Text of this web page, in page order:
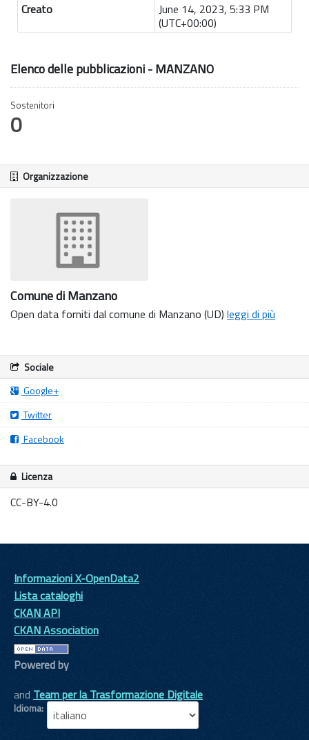
Creato
June 14, 2023, 5:33 PM
(UTC+00:00)
Elenco delle pubblicazioni - MANZANO
Sostenitori
0
Organizzazione
Comune di Manzano
Open data forniti dal comune di Manzano (UD) leggi di più
Sociale
Google+
Twitter
Facebook
Licenza
CC-BY-4.0
Informazioni X-OpenData2
Lista cataloghi
CKAN API
CKAN Association
Powered by
and Team per la Trasformazione Digitale
Idioma